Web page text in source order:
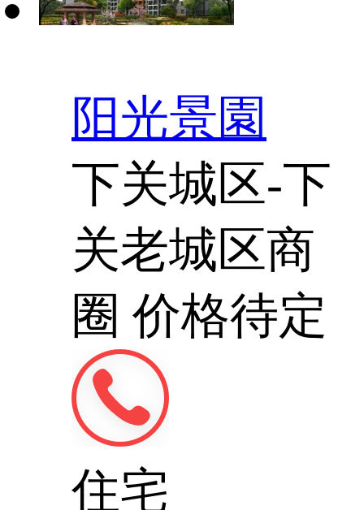
阳光景園
下关城区-下
关老城区商
圈 价格待定
住宅